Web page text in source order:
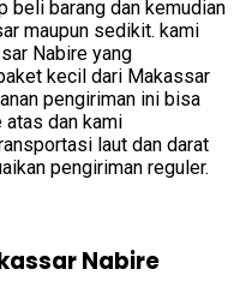
beli barang dan kemudian
maupun sedikit. kami
Nabire yang
kecil dari Makassar
pengiriman ini bisa
dan kami
laut dan darat
pengiriman reguler.
Nabire